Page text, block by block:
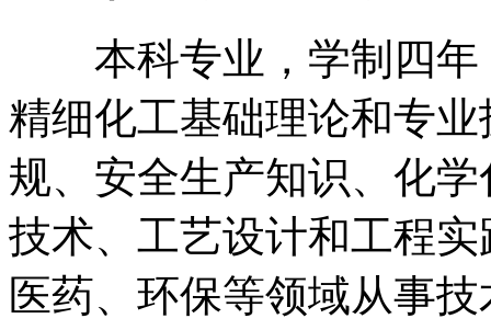
本科专业，学制四年
精细化工基础理论和专
规、安全生产知识、化
技术、工艺设计和工程
医药、环保等领域从事